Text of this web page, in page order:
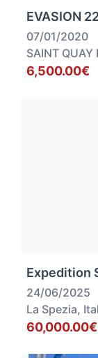
EVASION
07/01/2020
SAINT QUAY
6,500.00€
Expedition
24/06/2025
La Spezia,
60,000.00€